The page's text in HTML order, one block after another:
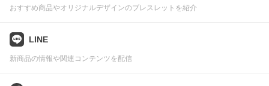
おすすめ商品やオリジナルデザインのブレスレットを紹介
LINE
新商品の情報や関連コンテンツを配信